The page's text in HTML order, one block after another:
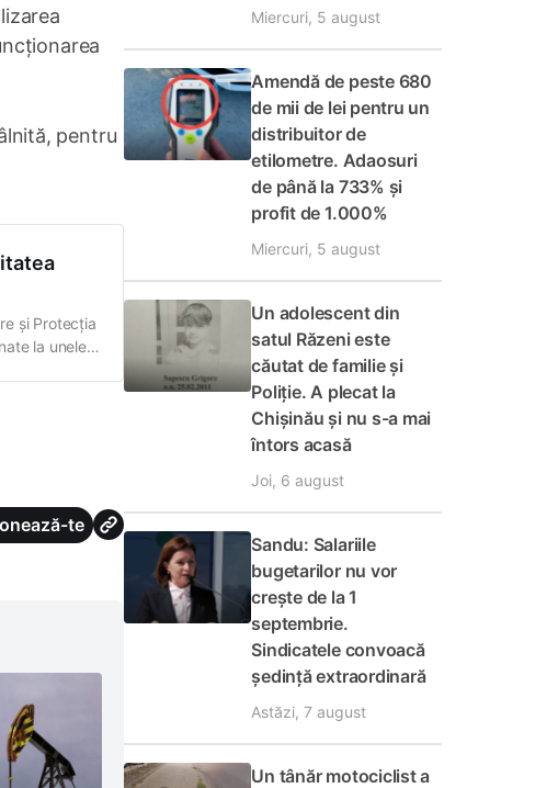
pentru
și Protecția
la unele
te
Miercuri, 5 august
Amendă de peste 680
de mii de lei pentru un
distribuitor de
etilometre. Adaosuri
de până la 733% și
profit de 1.000%
Miercuri, 5 august
Un adolescent din
satul Răzeni este
căutat de familie și
Poliție. A plecat la
Chișinău și nu s-a mai
întors acasă
Joi, 6 august
Sandu: Salariile
bugetarilor nu vor
crește de la 1
septembrie.
Sindicatele convoacă
ședință extraordinară
Astăzi, 7 august
Un tânăr motociclist a